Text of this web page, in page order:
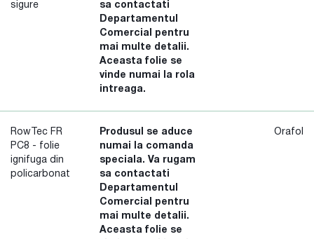
sigure
sa contactati
Departamentul
Comercial pentru
mai multe detalii.
Aceasta folie se
vinde numai la rola
intreaga.
RowTec FR
PC8 - folie
ignifuga din
policarbonat
Produsul se aduce
numai la comanda
speciala. Va rugam
sa contactati
Departamentul
Comercial pentru
mai multe detalii.
Aceasta folie se
Orafol